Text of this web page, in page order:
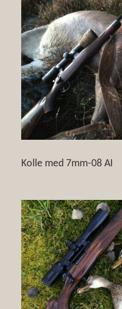
Kolle med 7mm-08 AI